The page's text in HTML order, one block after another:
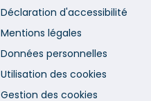
Déclaration d'accessibilité
Mentions légales
Données personnelles
Utilisation des cookies
Gestion des cookies